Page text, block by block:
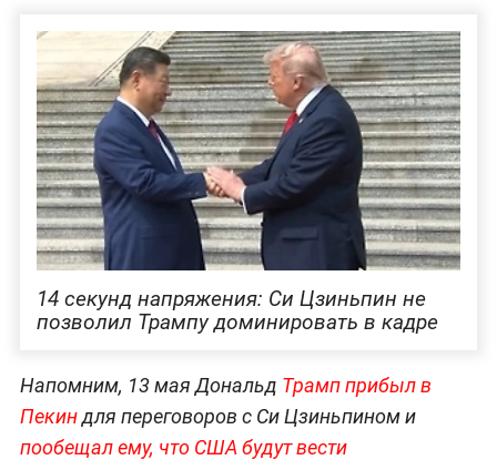
14 секунд напряжения: Си Цзиньпин не
позволил Трампу доминировать в кадре
Напомним, 13 мая Дональд Трамп прибыл в
Пекиндля переговоров с Си Цзиньпином и
пообещал ему, что США будут вести